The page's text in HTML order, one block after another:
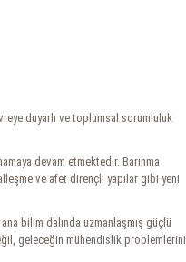
duyarlı ve toplumsal sorumluluk
devam etmektedir. Barınma
ve afet dirençli yapılar gibi yeni
bilim dalında uzmanlaşmış güçlü
geleceğin mühendislik problemlerini